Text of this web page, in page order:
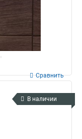
Сравнить
В наличии